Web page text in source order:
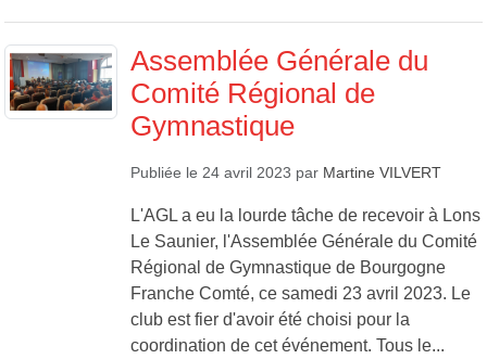
Assemblée Générale du
Comité Régional de
Gymnastique
Publiée le 24 avril 2023 par Martine VILVERT
L'AGL a eu la lourde tâche de recevoir à Lons
Le Saunier, l'Assemblée Générale du Comité
Régional de Gymnastique de Bourgogne
Franche Comté, ce samedi 23 avril 2023. Le
club est fier d'avoir été choisi pour la
coordination de cet événement. Tous le...